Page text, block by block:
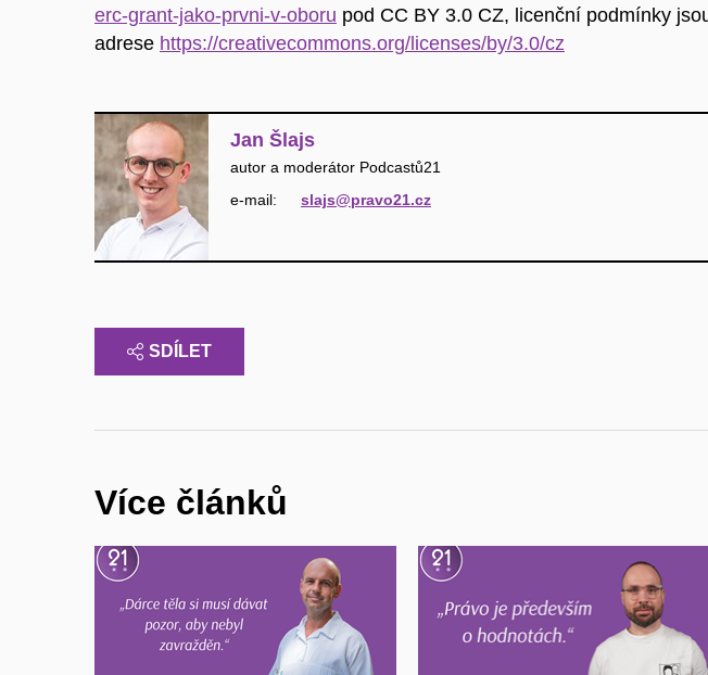
erc-grant-jako-prvni-v-oboru pod CC BY 3.0 CZ, licenční podmínky
adrese https://creativecommons.org/licenses/by/3.0/cz
Jan Šlajs
autor a moderátor Podcastů21
e‑mail:
slajs@pravo21.cz
SDÍLET
Více článků